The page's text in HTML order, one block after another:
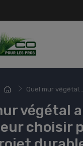
Quel mur végétal...
végétal
choisir